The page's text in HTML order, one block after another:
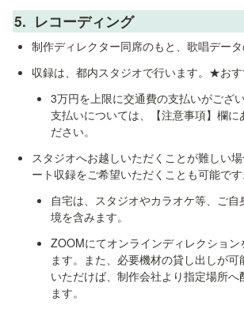
5.  レコーディング
制作ディレクター同席のもと、歌唱データ
収録は、都内スタジオで行います。★お
3万円を上限に交通費の支払いがござ
支払いについては、【注意事項】欄に
ださい。
スタジオへお越しいただくことが難しい
ート収録をご希望いただくことも可能です
自宅は、スタジオやカラオケ等、ご
境を含みます。
ZOOMにてオンラインディレクション
ます。また、必要機材の貸し出しが可
いただけば、制作会社より指定場所へ
ます。